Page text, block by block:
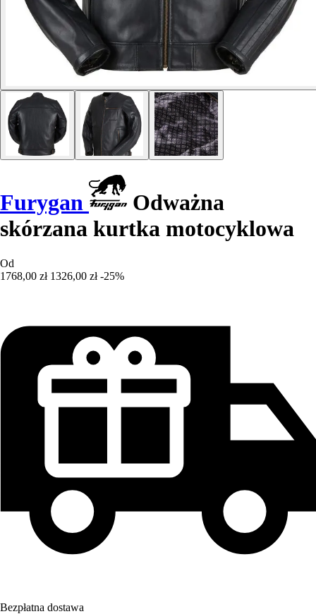
Furygan
Odważna
skórzana kurtka motocyklowa
Od
1768,00 zł 1326,00 zł -25%
Bezpłatna dostawa